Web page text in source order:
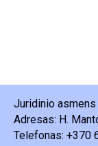
Juridinio
Adresas: H.
Telefonas: +370